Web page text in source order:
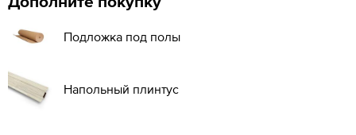
Подложка под полы
Напольный плинтус